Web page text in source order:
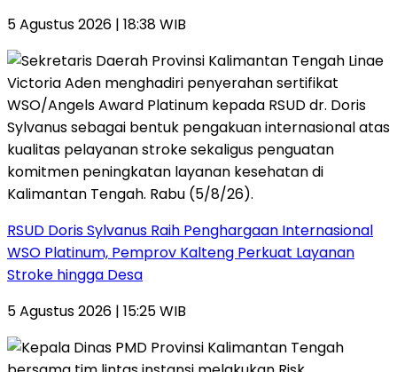
5 Agustus 2026 | 18:38 WIB
RSUD Doris Sylvanus Raih Penghargaan Internasional
WSO Platinum, Pemprov Kalteng Perkuat Layanan
Stroke hingga Desa
5 Agustus 2026 | 15:25 WIB